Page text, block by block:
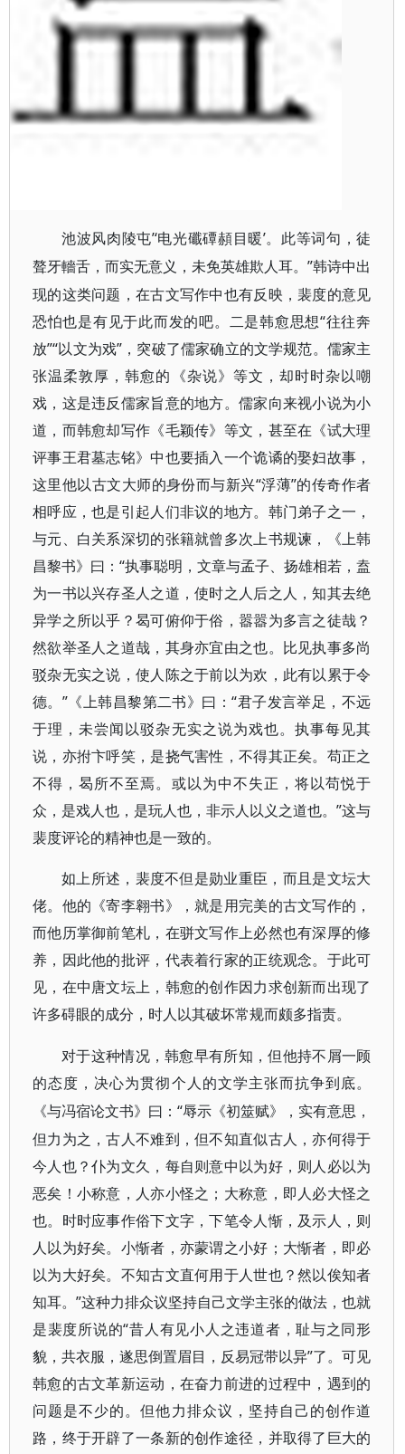
池波风肉陵屯’‘电光䃸磹頳 目暖’。此等词句，徒
聱牙轖舌，而实无意义，未免英雄欺人耳。”韩诗中出
现的这类问题，在古文写作中也有反映，裴度的意见
恐怕也是有见于此而发的吧。二是韩愈思想“往往奔
放”“以文为戏”，突破了儒家确立的文学规范。儒家主
张温柔敦厚，韩愈的《杂说》等文，却时时杂以嘲
戏，这是违反儒家旨意的地方。儒家向来视小说为小
道，而韩愈却写作《毛颖传》等文，甚至在《试大理
评事王君墓志铭》中也要插入一个诡谲的娶妇故事，
这里他以古文大师的身份而与新兴“浮薄”的传奇作者
相呼应，也是引起人们非议的地方。韩门弟子之一，
与元、白关系深切的张籍就曾多次上书规谏，《上韩
昌黎书》曰：“执事聪明，文章与孟子、扬雄相若，盍
为一书以兴存圣人之道，使时之人后之人，知其去绝
异学之所以乎？曷可俯仰于俗，嚣嚣为多言之徒哉？
然欲举圣人之道哉，其身亦宜由之也。比见执事多尚
驳杂无实之说，使人陈之于前以为欢，此有以累于令
德。”《上韩昌黎第二书》曰：“君子发言举足，不远
于理，未尝闻以驳杂无实之说为戏也。执事每见其
说，亦拊卞呼笑，是挠气害性，不得其正矣。苟正之
不得，曷所不至焉。或以为中不失正，将以苟悦于
众，是戏人也，是玩人也，非示人以义之道也。”这与
裴度评论的精神也是一致的。
如上所述，裴度不但是勋业重臣，而且是文坛大
佬。他的《寄李翱书》，就是用完美的古文写作的，
而他历掌御前笔札，在骈文写作上必然也有深厚的修
养，因此他的批评，代表着行家的正统观念。于此可
见，在中唐文坛上，韩愈的创作因力求创新而出现了
许多碍眼的成分，时人以其破坏常规而颇多指责。
对于这种情况，韩愈早有所知，但他持不屑一顾
的态度，决心为贯彻个人的文学主张而抗争到底。
《与冯宿论文书》曰：“辱示《初筮赋》，实有意思，
但力为之，古人不难到，但不知直似古人，亦何得于
今人也？仆为文久，每自则意中以为好，则人必以为
恶矣！小称意，人亦小怪之；大称意，即人必大怪之
也。时时应事作俗下文字，下笔令人惭，及示人，则
人以为好矣。小惭者，亦蒙谓之小好；大惭者，即必
以为大好矣。不知古文直何用于人世也？然以俟知者
知耳。”这种力排众议坚持自己文学主张的做法，也就
是裴度所说的“昔人有见小人之违道者，耻与之同形
貌，共衣服，遂思倒置眉目，反易冠带以异”了。可见
韩愈的古文革新运动，在奋力前进的过程中，遇到的
问题是不少的。但他力排众议，坚持自己的创作道
路，终于开辟了一条新的创作途径，并取得了巨大的